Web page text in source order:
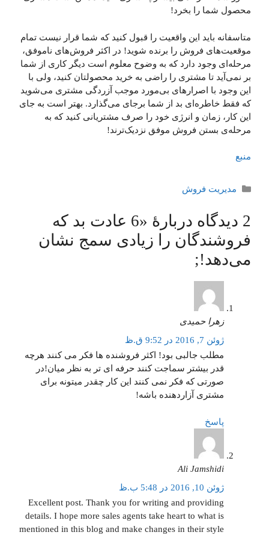
محصول شما را بخرد!
متاسفانه باید این واقعیت را قبول کنید که شما قرار نیست تمام
موقعیت‌های فروش را برنده شوید! در اکثر فروش‌های ناموفق،
مرحله‌ای وجود دارد که به وضوح معلوم است دیگر کاری از شما
بر نمی‌آید تا مشتری را راضی به خرید محصولتان کنید، ولی با
این وجود با اصرارهای بی‌مورد موجب آزردگی مشتری می‌شوید
که فقط خاطره‌ای بد از شما برجای می‌گذارد. بهتر است به جای
این کار، زمان و انرژی خود را صرف مشتریانی کنید که به
مرحله‌ی بستن فروش موفق نزدیک‌ترند!
منبع
دسته‌ها
مدیریت فروش
2 دیدگاه دربارهٔ «6 عادت بد که
فروشندگان را زیادی سمج نشان
می‌دهد!;
زهرا حمیدی
ژوئن 7, 2016 در 9:52 ق.ظ
مطلب جالبی بود! اکثر فروشنده ها فکر می کنند هرچه
قدر بیشتر سماجت کنند حرفه ای تر به نظر میان!در
صورتی که فکر نمی کنند این کار چقدر میتونه برای
مشتری آزاردهنده باشه!
پاسخ
Ali Jamshidi
ژوئن 10, 2016 در 5:48 ب.ظ
Excellent post. Thank you for writing and providing
details. I hope more sales agents take heart to what is
mentioned in this blog and make changes in their style